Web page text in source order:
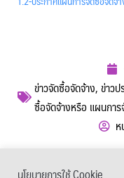
ข่าวจัดซื้อจัดจ้าง,ข่าว
ซื้อจัดจ้างหรือ แผนกา
นโยบายการใช้ Cookie